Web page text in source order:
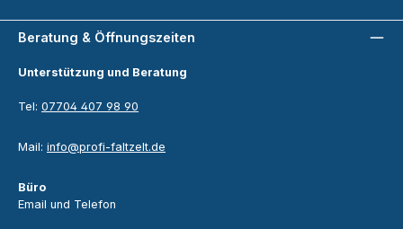
Beratung & Öffnungszeiten
Unterstützung und Beratung
Tel: 07704 407 98 90
Mail: info@profi-faltzelt.de
Büro
Email und Telefon